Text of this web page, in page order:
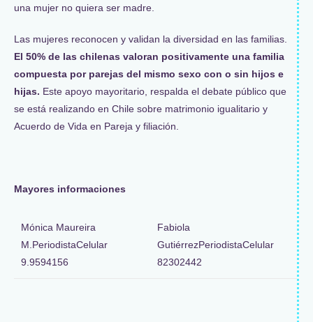
una mujer no quiera ser madre.
Las mujeres reconocen y validan la diversidad en las familias.
El 50% de las chilenas valoran positivamente una familia
compuesta por parejas del mismo sexo con o sin hijos e
hijas. Este apoyo mayoritario, respalda el debate público que
se está realizando en Chile sobre matrimonio igualitario y
Acuerdo de Vida en Pareja y filiación.
Mayores informaciones
Mónica Maureira
M.PeriodistaCelular
9.9594156
Fabiola
GutiérrezPeriodistaCelular
82302442